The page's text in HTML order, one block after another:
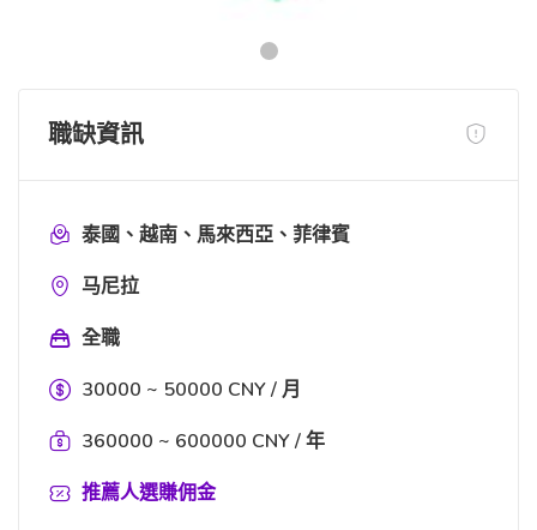
職缺資訊
泰國、越南、馬來西亞、菲律賓
马尼拉
全職
30000 ~ 50000 CNY / 月
360000 ~ 600000 CNY / 年
推薦人選賺佣金